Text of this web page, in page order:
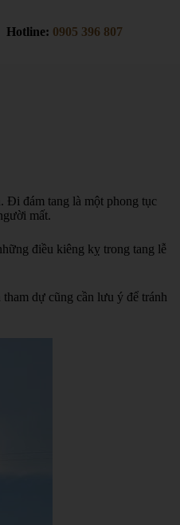
Hotline: 0905 396 807
Đi đám tang là một phong tục
mất.
điều kiêng kỵ trong tang lễ
dự cũng cần lưu ý để tránh